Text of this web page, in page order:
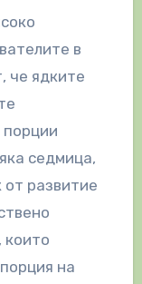
в
че ядките
порции
седмица,
от развитие
които
на